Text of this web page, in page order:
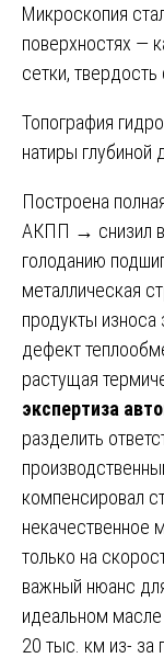
Микроскопия
поверхностях —
сетки,
Топография
натиры глубиной
Построена
АКПП → снизил
голоданию
металлическая
продукты износа
дефект
растущая
экспертиза
разделить
компенсировал
некачественное
только на
важный нюанс
идеальном
20 тыс. км из- за